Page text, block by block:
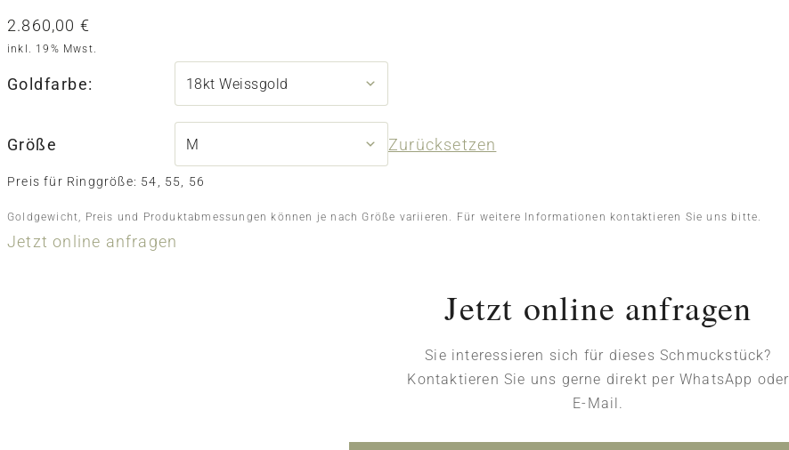
2.860,00 €
inkl. 19% Mwst.
Goldfarbe:
Größe Zurücksetzen
Preis für Ringgröße: 54, 55, 56
Goldgewicht, Preis und Produktabmessungen können je nach Größe variieren. Für weitere Informationen kontaktieren Sie uns bitte.
Jetzt online anfragen
Jetzt online anfragen
Sie interessieren sich für dieses Schmuckstück?
Kontaktieren Sie uns gerne direkt per WhatsApp oder
E-Mail.